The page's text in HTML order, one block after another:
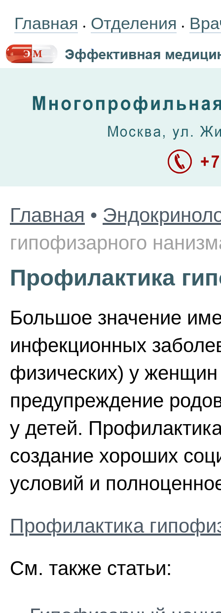
Главная • Отделения •
Главная •
гипофизарного
Профилактика
Большое значение
инфекционных
физических) у
предупреждение
у детей.
создание хороших
условий и
Профилактика
См. также статьи: